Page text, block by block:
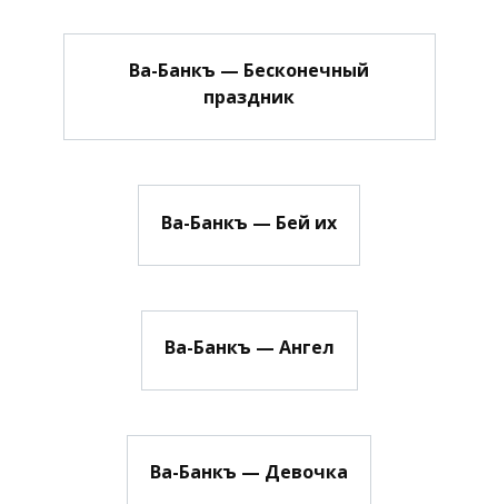
Ва-Банкъ — Бесконечный
праздник
Ва-Банкъ — Бей их
Ва-Банкъ — Ангел
Ва-Банкъ — Девочка